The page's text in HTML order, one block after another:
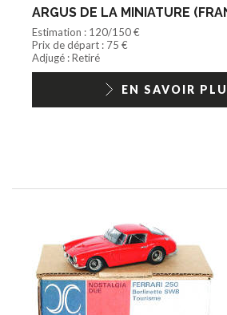
ARGUS DE LA MINIATURE
Estimation : 120/150 €
Prix de départ : 75 €
Adjugé : Retiré
EN SAVOIR